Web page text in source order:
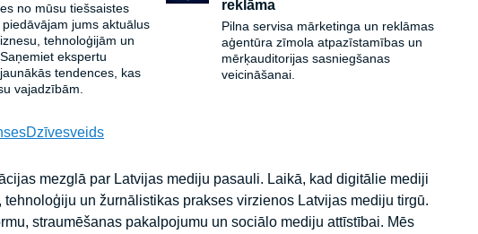
no mūsu tiešsaistes
jums aktuālus
tehnoloģijām un
ekspertu
tendences, kas
vajadzībām.
reklāma
Pilna servisa mārketinga un reklāmas
aģentūra zīmola atpazīstamības un
mērķauditorijas sasniegšanas
veicināšanai.
Dzīvesveids
mezglā par Latvijas mediju pasauli. Laikā, kad digitālie mediji
un žurnālistikas prakses virzienos Latvijas mediju tirgū.
straumēšanas pakalpojumu un sociālo mediju attīstībai. Mēs